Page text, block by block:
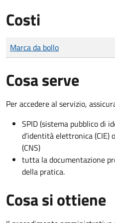
Costi
Tipo di pagamento
Importo
Marca da bollo
Cosa serve
Per accedere al servizio,
SPID (sistema pubblico di
d’identità elettronica (CIE)
(CNS)
tutta la documentazione
della pratica.
Cosa si ottiene